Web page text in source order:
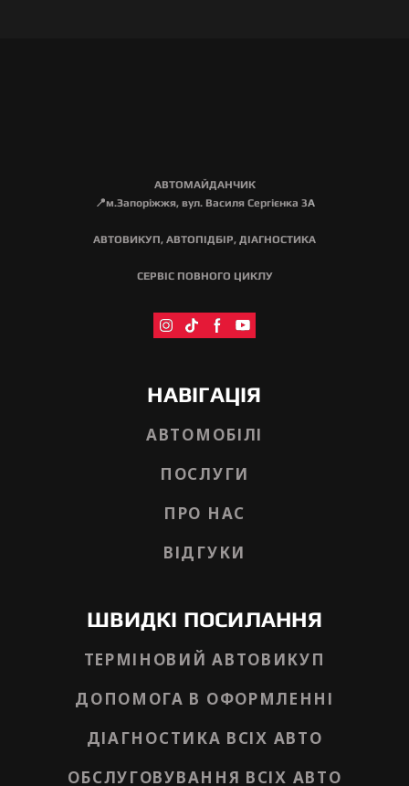
АВТОМАЙДАНЧИК
📍м.Запоріжжя, вул. Василя Сергієнка 3А
АВТОВИКУП, АВТОПІДБІР, ДІАГНОСТИКА
СЕРВІС ПОВНОГО ЦИКЛУ
НАВІГАЦІЯ
АВТОМОБІЛІ
ПОСЛУГИ
ПРО НАС
ВІДГУКИ
ШВИДКІ ПОСИЛАННЯ
ТЕРМІНОВИЙ АВТОВИКУП
ДОПОМОГА В ОФОРМЛЕННІ
ДІАГНОСТИКА ВСІХ АВТО
ОБСЛУГОВУВАННЯ ВСІХ АВТО